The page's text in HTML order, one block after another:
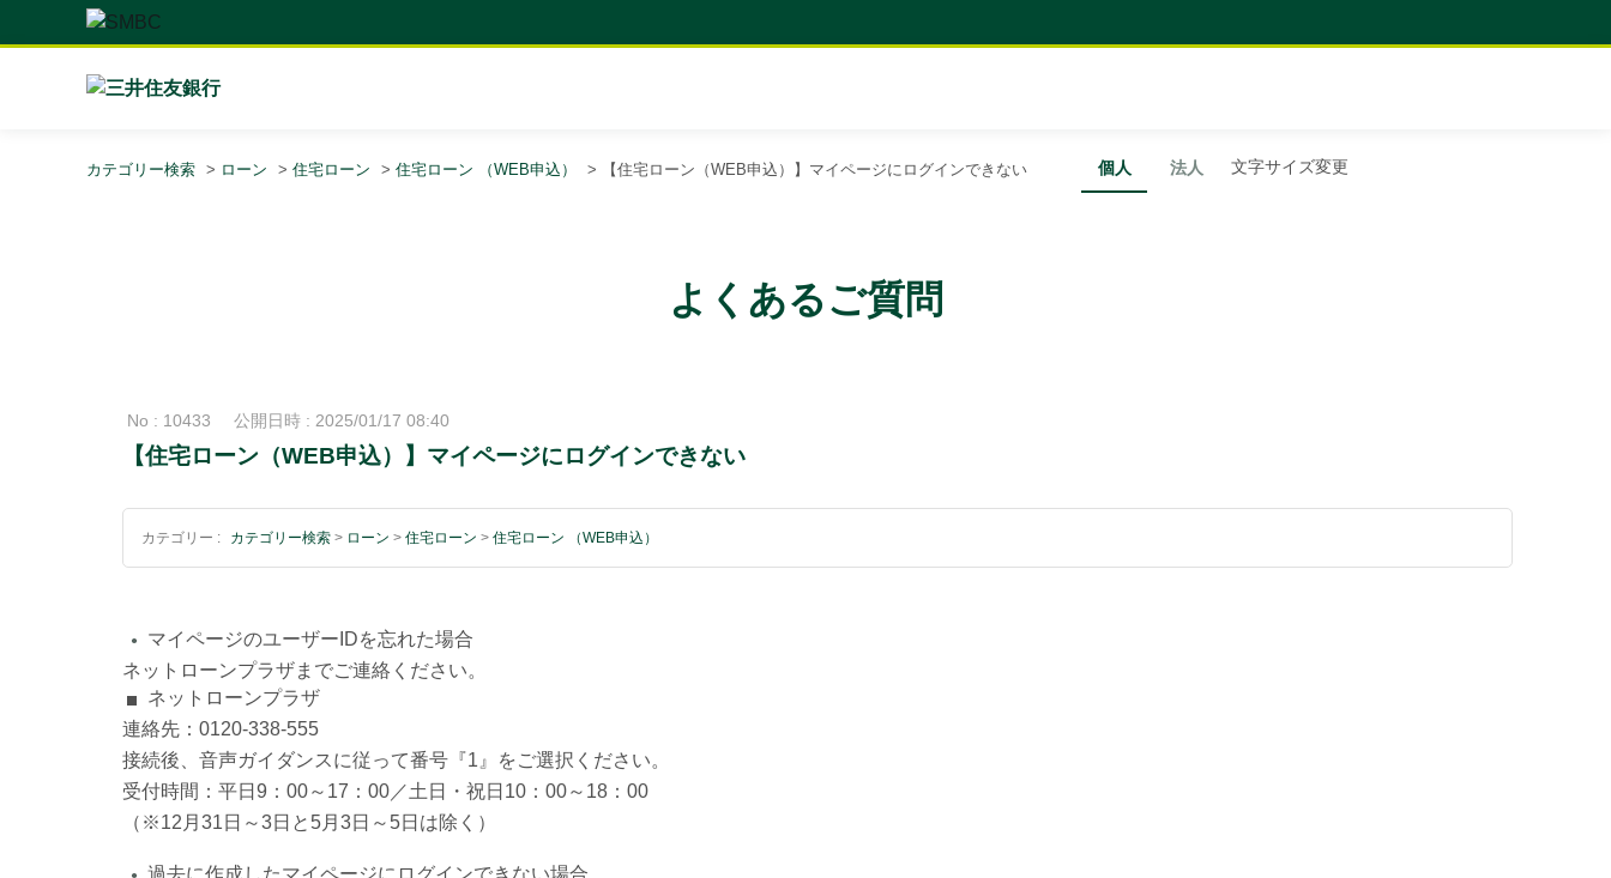
個人 法人 文字サイズ変更
カテゴリー検索 > ローン > 住宅ローン > 住宅ローン （WEB申込） > 【住宅ローン（WEB申込）】マイページにログインできない
よくあるご質問
No : 10433 公開日時 : 2025/01/17 08:40
【住宅ローン（WEB申込）】マイページにログインできない
カテゴリー : カテゴリー検索 > ローン > 住宅ローン > 住宅ローン （WEB申込）
●
マイページのユーザーIDを忘れた場合
ネットローンプラザまでご連絡ください。
ネットローンプラザ
連絡先：0120-338-555
接続後、音声ガイダンスに従って番号『1』をご選択ください。
受付時間：平日9：00～17：00／土日・祝日10：00～18：00
（※12月31日～3日と5月3日～5日は除く）
●
過去に作成したマイページにログインできない場合